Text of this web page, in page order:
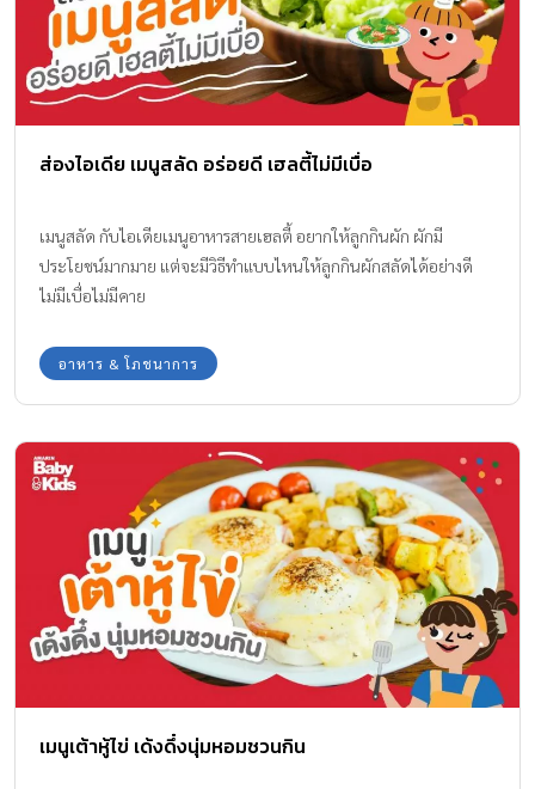
ส่องไอเดีย เมนูสลัด อร่อยดี เฮลตี้ไม่มีเบื่อ
เมนูสลัด กับไอเดียเมนูอาหารสายเฮลตี้ อยากให้ลูกกินผัก ผักมี
ประโยชน์มากมาย แต่จะมีวิธีทำแบบไหนให้ลูกกินผักสลัดได้อย่างดี
ไม่มีเบื่อไม่มีคาย
อาหาร & โภชนาการ
เมนูเต้าหู้ไข่ เด้งดึ๋งนุ่มหอมชวนกิน